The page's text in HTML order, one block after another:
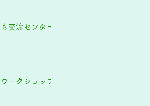
交流センター
ークショップ